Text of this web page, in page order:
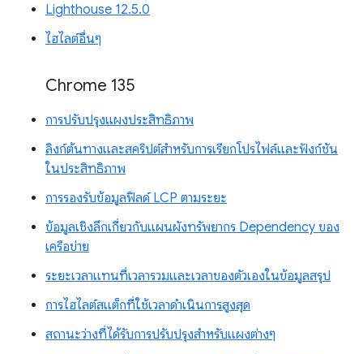
Lighthouse 12.5.0
ไฮไลต์อื่นๆ
Chrome 135
การปรับปรุงแผงประสิทธิภาพ
ลิงก์ต้นทางและสคริปต์สำหรับการเรียกโปรไฟล์และฟังก์ชัน
ในประสิทธิภาพ
การรองรับข้อมูลฟิลด์ LCP ตามระยะ
ข้อมูลเชิงลึกเกี่ยวกับแผนผังทรัพยากร Dependency ของ
เครือข่าย
ระยะเวลาแทนที่เวลารวมและเวลาของตัวเองในข้อมูลสรุป
การไฮไลต์สแต็กที่ใช้เวลาดำเนินการสูงสุด
สถานะว่างที่ได้รับการปรับปรุงสำหรับแผงต่างๆ